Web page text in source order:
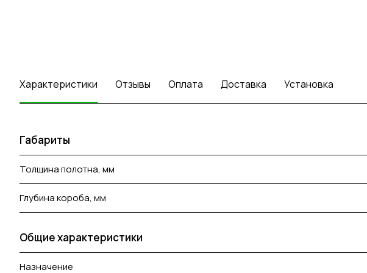
Характеристики Отзывы Оплата Доставка Установка
Габариты
Толщина полотна, мм
Глубина короба, мм
Общие характеристики
Назначение